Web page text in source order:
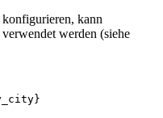
kann
werden (siehe